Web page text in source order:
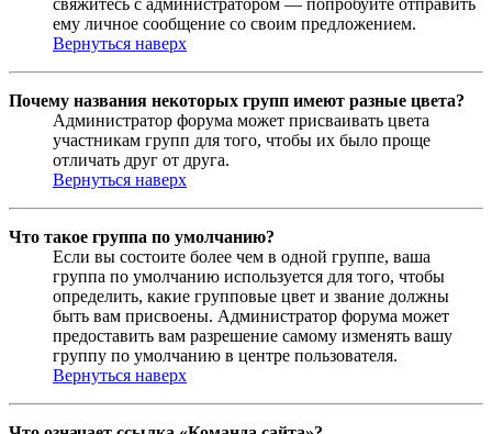
свяжитесь с администратором — попробуйте отправить
ему личное сообщение со своим предложением.
Вернуться наверх
Почему названия некоторых групп имеют разные цвета?
Администратор форума может присваивать цвета
участникам групп для того, чтобы их было проще
отличать друг от друга.
Вернуться наверх
Что такое группа по умолчанию?
Если вы состоите более чем в одной группе, ваша
группа по умолчанию используется для того, чтобы
определить, какие групповые цвет и звание должны
быть вам присвоены. Администратор форума может
предоставить вам разрешение самому изменять вашу
группу по умолчанию в центре пользователя.
Вернуться наверх